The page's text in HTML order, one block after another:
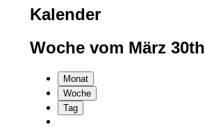
Kalender
Woche vom März 30th
Monat
Woche
Tag